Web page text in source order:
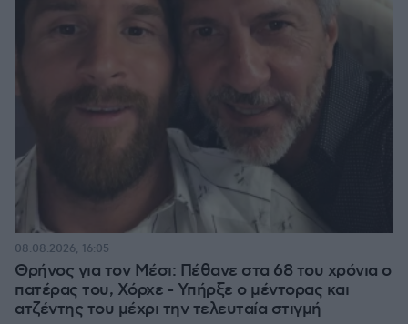
Θρήνος για τον Μέσι: Πέθανε στα 68 του χρόνια ο
πατέρας του, Χόρχε - Υπήρξε ο μέντορας και
ατζέντης του μέχρι την τελευταία στιγμή
08.08.2026, 16:05